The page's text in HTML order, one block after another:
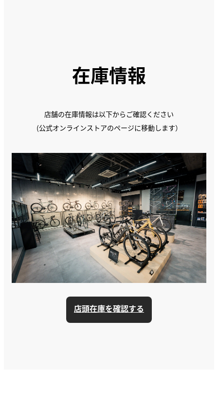
在庫情報
店舗の在庫情報は以下からご確認ください
(公式オンラインストアのページに移動します）
店頭在庫を確認する